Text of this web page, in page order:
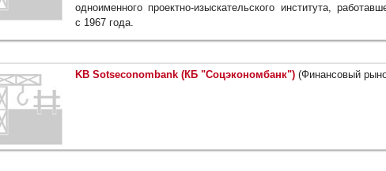
одноименного проектно-изыскательского института,
с 1967 года.
KB Sotseconombank (КБ "Соцэкономбанк") (Финансовый